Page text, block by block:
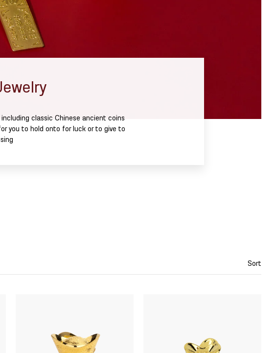
classic Chinese ancient coins
you to hold onto for luck or to give to
Sort